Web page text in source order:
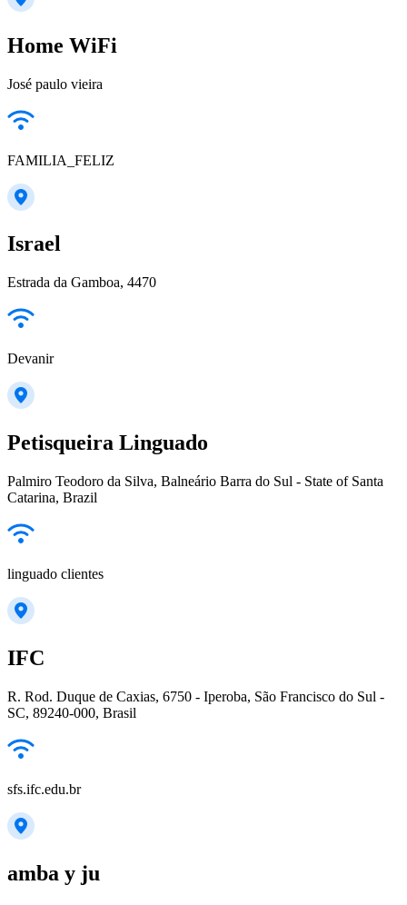
Home WiFi
José paulo vieira
FAMILIA_FELIZ
Israel
Estrada da Gamboa, 4470
Devanir
Petisqueira Linguado
Palmiro Teodoro da Silva, Balneário Barra do Sul - State of Santa
Catarina, Brazil
linguado clientes
IFC
R. Rod. Duque de Caxias, 6750 - Iperoba, São Francisco do Sul -
SC, 89240-000, Brasil
sfs.ifc.edu.br
amba y ju